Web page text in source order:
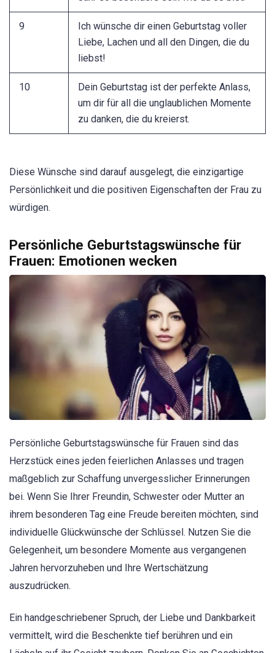
9
Ich wünsche dir einen Geburtstag voller
Liebe, Lachen und all den Dingen, die du
liebst!
10
Dein Geburtstag ist der perfekte Anlass,
um dir für all die unglaublichen Momente
zu danken, die du kreierst.
Diese Wünsche sind darauf ausgelegt, die einzigartige
Persönlichkeit und die positiven Eigenschaften der Frau zu
würdigen.
Persönliche Geburtstagswünsche für
Frauen: Emotionen wecken
Persönliche Geburtstagswünsche für Frauen sind das
Herzstück eines jeden feierlichen Anlasses und tragen
maßgeblich zur Schaffung unvergesslicher Erinnerungen
bei. Wenn Sie Ihrer Freundin, Schwester oder Mutter an
ihrem besonderen Tag eine Freude bereiten möchten, sind
individuelle Glückwünsche der Schlüssel. Nutzen Sie die
Gelegenheit, um besondere Momente aus vergangenen
Jahren hervorzuheben und Ihre Wertschätzung
auszudrücken.
Ein handgeschriebener Spruch, der Liebe und Dankbarkeit
vermittelt, wird die Beschenkte tief berühren und ein